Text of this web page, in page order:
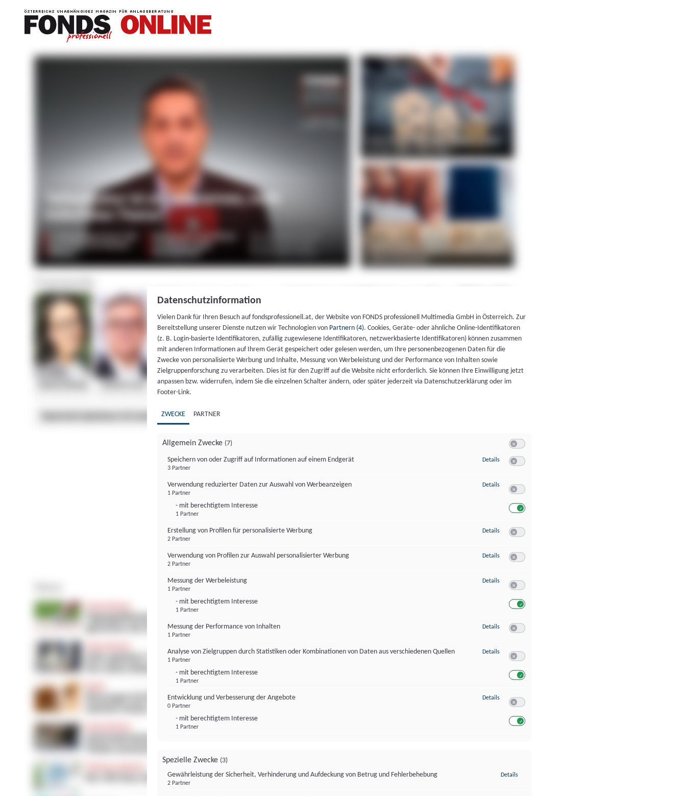
Datenschutzinformation
Vielen Dank für Ihren Besuch auf fondsprofessionell.at, der Website von FONDS professionell Multimedia GmbH in Österreich. Zur
Bereitstellung unserer Dienste nutzen wir Technologien von Partnern (4). Cookies, Geräte- oder ähnliche Online-Identifikatoren
(z. B. Login-basierte Identifikatoren, zufällig zugewiesene Identifikatoren, netzwerkbasierte Identifikatoren) können zusammen
mit anderen Informationen auf Ihrem Gerät gespeichert oder gelesen werden, um Ihre personenbezogenen Daten für die
Zwecke von personalisierte Werbung und Inhalte, Messung von Werbeleistung und der Performance von Inhalten sowie
Zielgruppenforschung zu verarbeiten. Dies ist für den Zugriff auf die Website nicht erforderlich. Sie können Ihre Einwilligung jetzt
anpassen bzw. widerrufen, indem Sie die einzelnen Schalter ändern, oder später jederzeit via Datenschutzerklärung oder im
Footer-Link.
ZWECKE PARTNER
Allgemein Zwecke (7)
Speichern von oder Zugriff auf Informationen auf einem Endgerät
3 Partner
Details zu Speichern von oder Zugriff auf Informationen auf einem Endgerät
Verwendung reduzierter Daten zur Auswahl von Werbeanzeigen
1 Partner
- mit berechtigtem Interesse
1 Partner
Details zu Verwendung reduzierter Daten zur Auswahl von Werbeanzeigen
Erstellung von Profilen für personalisierte Werbung
2 Partner
Details zu Erstellung von Profilen für personalisierte Werbung
Verwendung von Profilen zur Auswahl personalisierter Werbung
2 Partner
Details zu Verwendung von Profilen zur Auswahl personalisierter Werbung
Messung der Werbeleistung
1 Partner
- mit berechtigtem Interesse
1 Partner
Details zu Messung der Werbeleistung
Messung der Performance von Inhalten
1 Partner
Details zu Messung der Performance von Inhalten
Analyse von Zielgruppen durch Statistiken oder Kombinationen von Daten aus verschiedenen Quellen
1 Partner
- mit berechtigtem Interesse
1 Partner
Details zu Analyse von Zielgruppen durch Statistiken oder Kombinationen von
Entwicklung und Verbesserung der Angebote
0 Partner
- mit berechtigtem Interesse
1 Partner
Details zu Entwicklung und Verbesserung der Angebote
Spezielle Zwecke (3)
Gewährleistung der Sicherheit, Verhinderung und Aufdeckung von Betrug und Fehlerbehebung
2 Partner
Details